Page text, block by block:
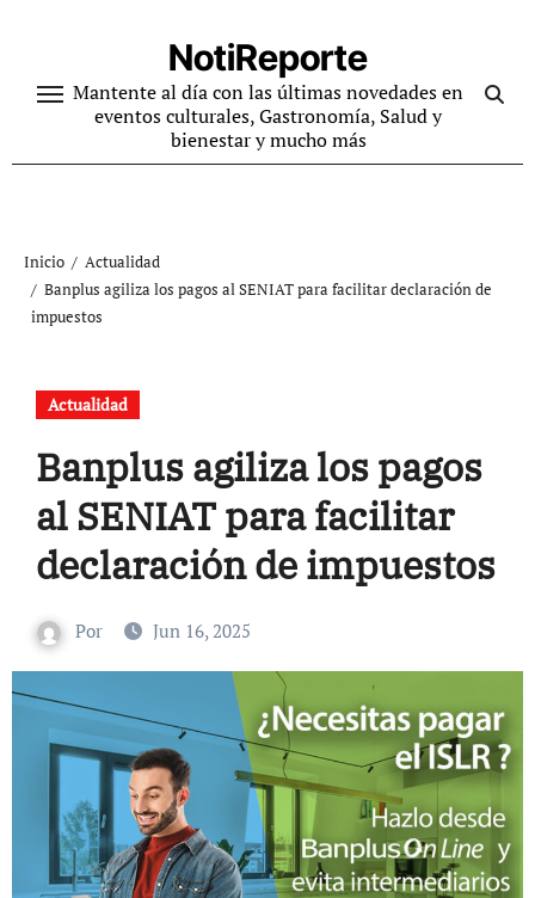
contenido
NotiReporte
Mantente al día con las últimas novedades en
eventos culturales, Gastronomía, Salud y
bienestar y mucho más
Inicio
Actualidad
Banplus agiliza los pagos al SENIAT para facilitar declaración de
impuestos
Actualidad
Banplus agiliza los pagos
al SENIAT para facilitar
declaración de impuestos
Por Jun 16, 2025